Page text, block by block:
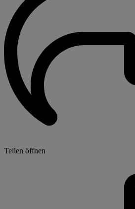
Teilen öffnen